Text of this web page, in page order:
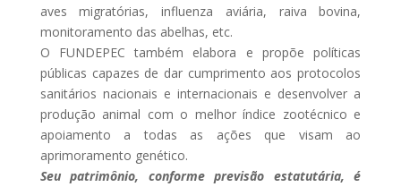
aves migratórias, influenza aviária, raiva bovina,
monitoramento das abelhas, etc.
O FUNDEPEC também elabora e propõe políticas
públicas capazes de dar cumprimento aos protocolos
sanitários nacionais e internacionais e desenvolver a
produção animal com o melhor índice zootécnico e
apoiamento a todas as ações que visam ao
aprimoramento genético.
Seu patrimônio, conforme previsão estatutária, é